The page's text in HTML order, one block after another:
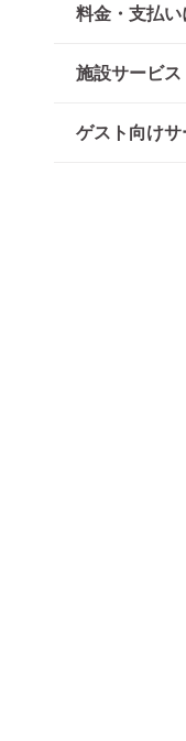
料金・支払
施設サービス
ゲスト向けサ